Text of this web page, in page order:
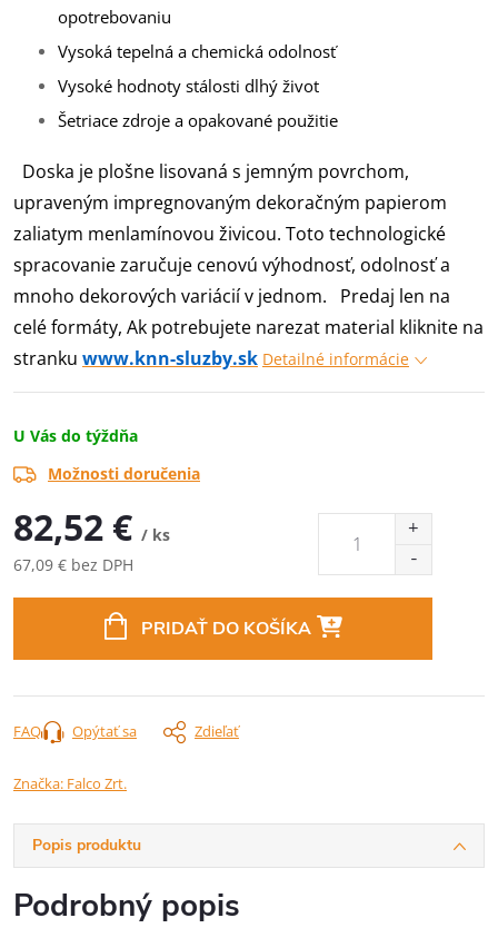
opotrebovaniu
Vysoká tepelná a chemická odolnosť
Vysoké hodnoty stálosti dlhý život
Šetriace zdroje a opakované použitie
Doska je plošne lisovaná s jemným povrchom,
upraveným impregnovaným dekoračným papierom
zaliatym menlamínovou živicou. Toto technologické
spracovanie zaručuje cenovú výhodnosť, odolnosť a
mnoho dekorových variácií v jednom.
Predaj len na
celé formáty, Ak potrebujete narezat material kliknite na
stranku www.knn-sluzby.sk Detailné informácie
U Vás do týždňa
Možnosti doručenia
82,52 € / ks
67,09 € bez DPH
PRIDAŤ DO KOŠÍKA
Opýtať sa Zdieľať
FAQ
Značka: Falco Zrt.
Popis produktu
Podrobný popis